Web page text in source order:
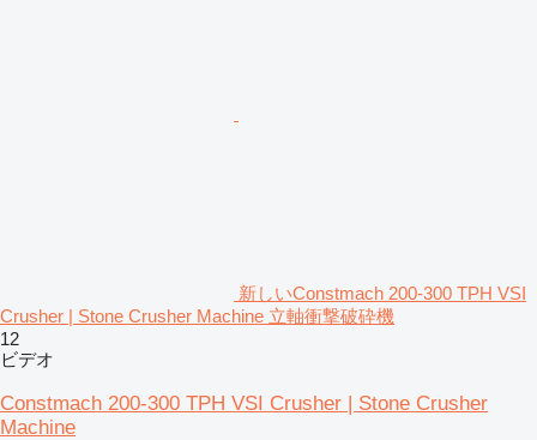
新しいConstmach 200-300 TPH VSI
Crusher | Stone Crusher Machine 立軸衝撃破砕機
12
ビデオ
Constmach 200-300 TPH VSI Crusher | Stone Crusher
Machine